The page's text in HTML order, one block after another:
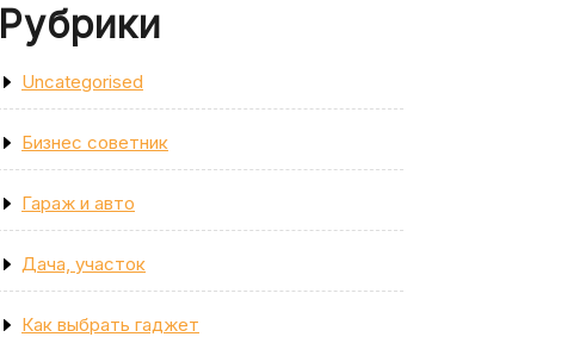
Рубрики
Uncategorised
Бизнес советник
Гараж и авто
Дача, участок
Как выбрать гаджет